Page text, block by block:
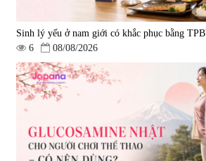
Nước uống Collagen Shinnippai
Top 5.000mg (Hộp 10 chai x
693.000 đ
Sinh lý yếu ở nam giới có khắc phục bằng
6
08/08/2026